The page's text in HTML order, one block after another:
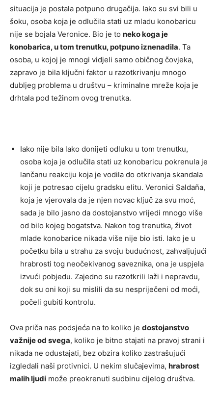
situacija je postala potpuno drugačija. Iako su svi bili u
šoku, osoba koja je odlučila stati uz mladu konobaricu
nije se bojala Veronice. Bio je to neko koga je
konobarica, u tom trenutku, potpuno iznenadila. Ta
osoba, u kojoj je mnogi vidjeli samo običnog čovjeka,
zapravo je bila ključni faktor u razotkrivanju mnogo
dubljeg problema u društvu – kriminalne mreže koja je
drhtala pod težinom ovog trenutka.
Iako nije bila lako donijeti odluku u tom trenutku,
osoba koja je odlučila stati uz konobaricu pokrenula je
lančanu reakciju koja je vodila do otkrivanja skandala
koji je potresao cijelu gradsku elitu. Veronici Saldaña,
koja je vjerovala da je njen novac ključ za svu moć,
sada je bilo jasno da dostojanstvo vrijedi mnogo više
od bilo kojeg bogatstva. Nakon tog trenutka, život
mlade konobarice nikada više nije bio isti. Iako je u
početku bila u strahu za svoju budućnost, zahvaljujući
hrabrosti tog neočekivanog saveznika, ona je uspjela
izvući pobjedu. Zajedno su razotkrili laži i nepravdu,
dok su oni koji su mislili da su nespriječeni od moći,
počeli gubiti kontrolu.
Ova priča nas podsjeća na to koliko je dostojanstvo
važnije od svega, koliko je bitno stajati na pravoj strani i
nikada ne odustajati, bez obzira koliko zastrašujući
izgledali naši protivnici. U nekim slučajevima, hrabrost
malih ljudi može preokrenuti sudbinu cijelog društva.